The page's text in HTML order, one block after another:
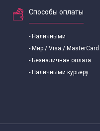
Способы оплаты
- Наличными
- Мир / Visa / MasterCard
- Безналичная оплата
- Наличными курьеру